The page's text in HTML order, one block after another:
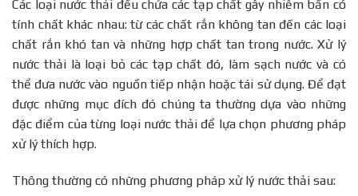
Các loại nước thải đều chứa các tạp chất gây nhiễm bẩn có
tính chất khác nhau: từ các chất rắn không tan đến các loại
chất rắn khó tan và những hợp chất tan trong nước. Xử lý
nước thải là loại bỏ các tạp chất đó, làm sạch nước và có
thể đưa nước vào nguồn tiếp nhận hoặc tái sử dụng. Để đạt
được những mục đích đó chúng ta thường dựa vào những
đặc điểm của từng loại nước thải để lựa chọn phương pháp
xử lý thích hợp.
Thông thường có những phương pháp xử lý nước thải sau: